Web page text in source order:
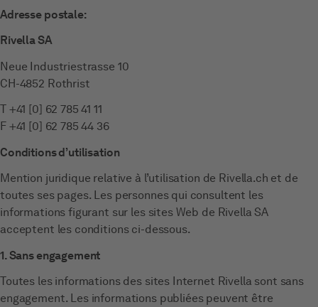
Adresse postale:
Rivella SA
Neue Industriestrasse 10
CH-4852 Rothrist
T +41 [0] 62 785 41 11
F +41 [0] 62 785 44 36
Conditions d’utilisation
Mention juridique relative à l’utilisation de Rivella.ch et de
toutes ses pages. Les personnes qui consultent les
informations figurant sur les sites Web de Rivella SA
acceptent les conditions ci-dessous.
1. Sans engagement
Toutes les informations des sites Internet Rivella sont sans
engagement. Les informations publiées peuvent être